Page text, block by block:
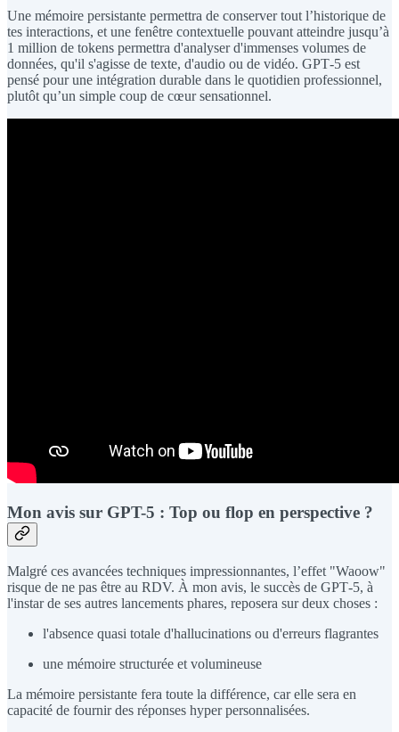
Une mémoire persistante permettra de conserver tout l’historique de
tes interactions, et une fenêtre contextuelle pouvant atteindre jusqu’à
1 million de tokens permettra d'analyser d'immenses volumes de
données, qu'il s'agisse de texte, d'audio ou de vidéo. GPT‑5 est
pensé pour une intégration durable dans le quotidien professionnel,
plutôt qu’un simple coup de cœur sensationnel.
Mon avis sur GPT-5 : Top ou flop en perspective ?
Malgré ces avancées techniques impressionnantes, l’effet "Waoow"
risque de ne pas être au RDV. À mon avis, le succès de GPT‑5, à
l'instar de ses autres lancements phares, reposera sur deux choses :
l'absence quasi totale d'hallucinations ou d'erreurs flagrantes
une mémoire structurée et volumineuse
La mémoire persistante fera toute la différence, car elle sera en
capacité de fournir des réponses hyper personnalisées.